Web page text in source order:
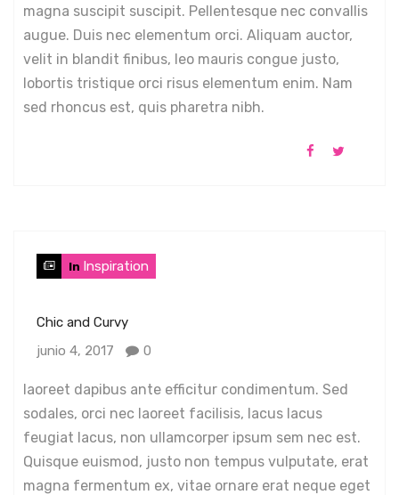
magna suscipit suscipit. Pellentesque nec convallis
augue. Duis nec elementum orci. Aliquam auctor,
velit in blandit finibus, leo mauris congue justo,
lobortis tristique orci risus elementum enim. Nam
sed rhoncus est, quis pharetra nibh.
In Inspiration
Chic and Curvy
junio 4, 2017
0
laoreet dapibus ante efficitur condimentum. Sed
sodales, orci nec laoreet facilisis, lacus lacus
feugiat lacus, non ullamcorper ipsum sem nec est.
Quisque euismod, justo non tempus vulputate, erat
magna fermentum ex, vitae ornare erat neque eget